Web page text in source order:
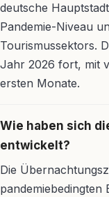
deutsche
Pandemie-Niveau
Tourismussektors.
Jahr 2026 fort, mit
ersten Monate.
Wie haben sich
entwickelt?
Die